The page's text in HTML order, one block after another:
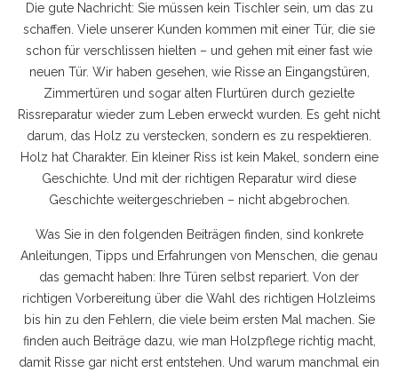
Die gute Nachricht: Sie müssen kein Tischler sein, um das zu
schaffen. Viele unserer Kunden kommen mit einer Tür, die sie
schon für verschlissen hielten – und gehen mit einer fast wie
neuen Tür. Wir haben gesehen, wie Risse an Eingangstüren,
Zimmertüren und sogar alten Flurtüren durch gezielte
Rissreparatur wieder zum Leben erweckt wurden. Es geht nicht
darum, das Holz zu verstecken, sondern es zu respektieren.
Holz hat Charakter. Ein kleiner Riss ist kein Makel, sondern eine
Geschichte. Und mit der richtigen Reparatur wird diese
Geschichte weitergeschrieben – nicht abgebrochen.
Was Sie in den folgenden Beiträgen finden, sind konkrete
Anleitungen, Tipps und Erfahrungen von Menschen, die genau
das gemacht haben: Ihre Türen selbst repariert. Von der
richtigen Vorbereitung über die Wahl des richtigen Holzleims
bis hin zu den Fehlern, die viele beim ersten Mal machen. Sie
finden auch Beiträge dazu, wie man Holzpflege richtig macht,
damit Risse gar nicht erst entstehen. Und warum manchmal ein